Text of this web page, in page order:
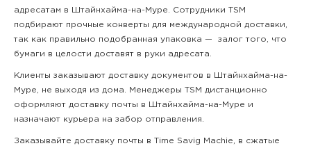
адресатам в Штайнхайма-на-Муре. Сотрудники TSM
подбирают прочные конверты для международной доставки,
так как правильно подобранная упаковка — залог того, что
бумаги в целости доставят в руки адресата.
Клиенты заказывают доставку документов в Штайнхайма-на-
Муре, не выходя из дома. Менеджеры TSM дистанционно
оформляют доставку почты в Штайнхайма-на-Муре и
назначают курьера на забор отправления.
Заказывайте доставку почты в Time Savig Machie, в сжатые